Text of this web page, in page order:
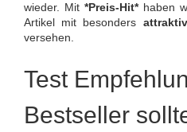
wieder. Mit *Preis-Hit*haben
Artikel mit besonders
versehen.
Test
Bestseller